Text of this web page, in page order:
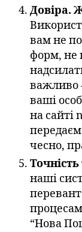
Довіра.
вам не
форм, не
важливо
ваші
на сайті
чесно,
Точність
наші
“Нова